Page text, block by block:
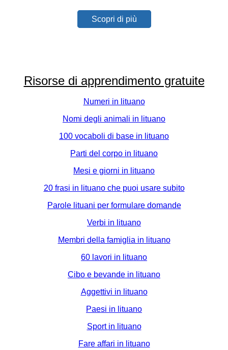
Scopri di più
Risorse di apprendimento gratuite
Numeri in lituano
Nomi degli animali in lituano
100 vocaboli di base in lituano
Parti del corpo in lituano
Mesi e giorni in lituano
20 frasi in lituano che puoi usare subito
Parole lituani per formulare domande
Verbi in lituano
Membri della famiglia in lituano
60 lavori in lituano
Cibo e bevande in lituano
Aggettivi in lituano
Paesi in lituano
Sport in lituano
Fare affari in lituano